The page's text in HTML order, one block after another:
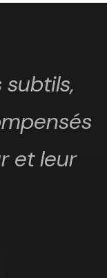
et leur